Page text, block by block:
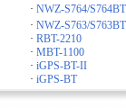
· NWZ-S764/
· NWZ-S763/
· RBT-2210
· MBT-1100
· iGPS-BT-II
· iGPS-BT